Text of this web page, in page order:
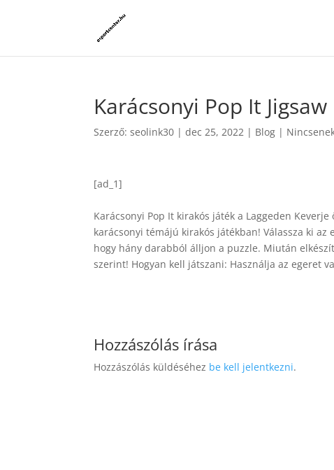
Karácsonyi Pop It Jigsaw
Szerző:seolink30 |dec 25, 2022 | Blog |
[ad_1]
Karácsonyi Pop It kirakós játék a Laggeden
karácsonyi témájú kirakós játékban! Válassza ki
hogy hány darabból álljon a puzzle. Miután
szerint! Hogyan kell játszani: Használja az egeret
Hozzászólás írása
Hozzászólás küldéséhez be kell jelentkezni.